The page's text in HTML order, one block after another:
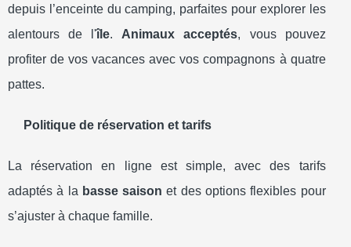
depuis l’enceinte du camping, parfaites pour explorer les
alentours de l'île. Animaux acceptés, vous pouvez
profiter de vos vacances avec vos compagnons à quatre
pattes.
Politique de réservation et tarifs
La réservation en ligne est simple, avec des tarifs
adaptés à la basse saison et des options flexibles pour
s’ajuster à chaque famille.